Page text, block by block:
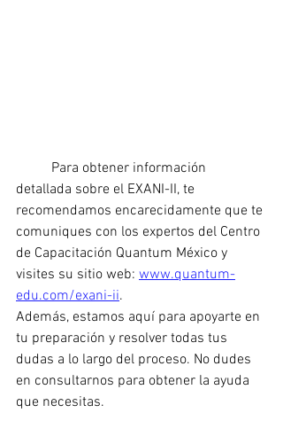
detallada sobre el EXANI-II, te
recomendamos encarecidamente que te
comuniques con los expertos del Centro
de Capacitación Quantum México y
visites su sitio web: www.quantum-
edu.com/exani-ii.
Además, estamos aquí para apoyarte en
tu preparación y resolver todas tus
dudas a lo largo del proceso. No dudes
en consultarnos para obtener la ayuda
que necesitas.